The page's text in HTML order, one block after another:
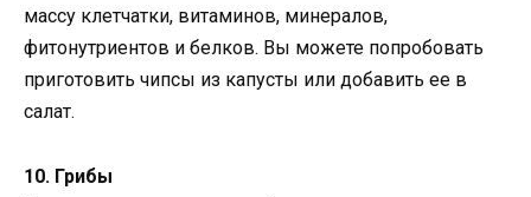
массу клетчатки, витаминов, минералов,
фитонутриентов и белков. Вы можете попробовать
приготовить чипсы из капусты или добавить ее в
салат.
10. Грибы